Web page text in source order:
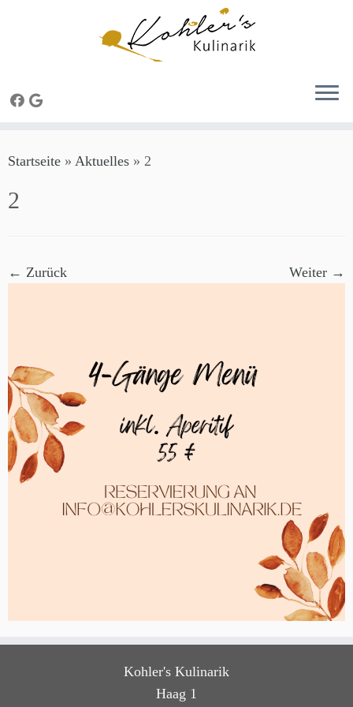
Inhalt
Startseite » Aktuelles » 2
2
← Zurück Weiter →
Kohler's Kulinarik
Haag 1